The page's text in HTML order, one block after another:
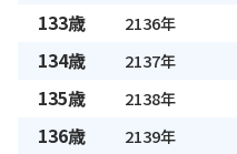
133歳 2136年
134歳 2137年
135歳 2138年
136歳 2139年